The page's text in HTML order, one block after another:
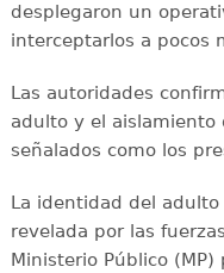
desplegaron un
interceptarlos a pocos
Las autoridades
adulto y el aislamiento
señalados como los
La identidad del
revelada por las
Ministerio Público